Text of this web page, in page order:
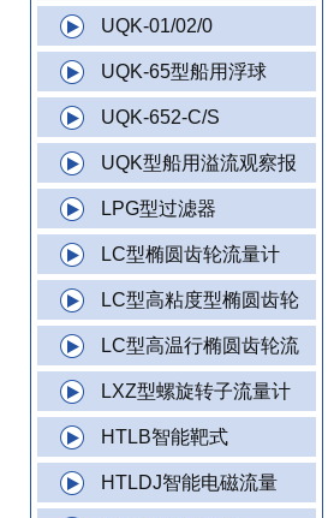
UQK-01/02/0
UQK-65型船用浮球
UQK-652-C/S
UQK型船用溢流观察报
LPG型过滤器
LC型椭圆齿轮流量计
LC型高粘度型椭圆齿轮
LC型高温行椭圆齿轮流
LXZ型螺旋转子流量计
HTLB智能靶式
HTLDJ智能电磁流量